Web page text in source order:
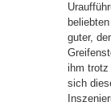
guter,
ihm trotz
sich